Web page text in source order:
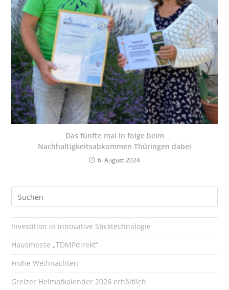
Das fünfte mal in folge beim
Nachhaltigkeitsabkommen Thüringen dabei
6. August 2024
Investition in innovative Sticktechnologie
Hausmesse „TDMPdirekt“
Frohe Weihnachten
Greizer Heimatkalender 2026 erhältlich